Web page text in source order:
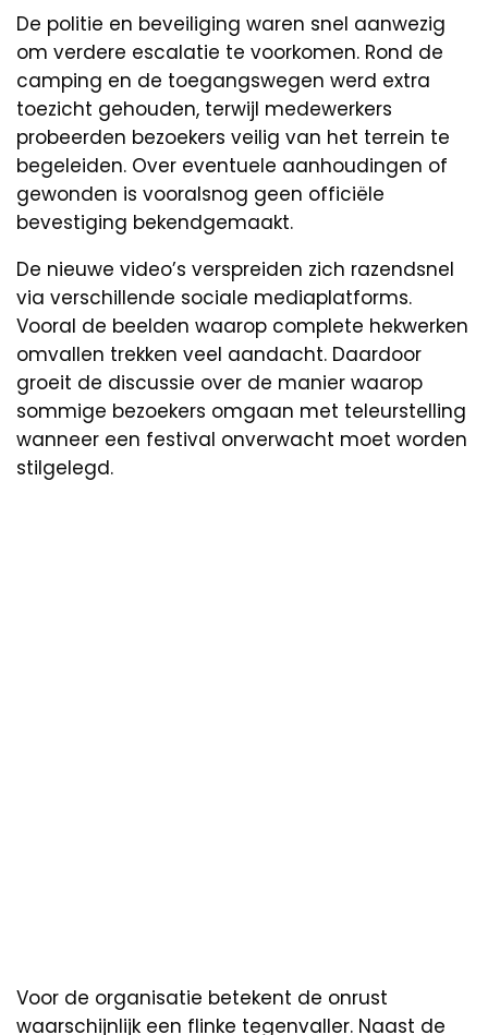
De politie en beveiliging waren snel aanwezig
om verdere escalatie te voorkomen. Rond de
camping en de toegangswegen werd extra
toezicht gehouden, terwijl medewerkers
probeerden bezoekers veilig van het terrein te
begeleiden. Over eventuele aanhoudingen of
gewonden is vooralsnog geen officiële
bevestiging bekendgemaakt.
De nieuwe video’s verspreiden zich razendsnel
via verschillende sociale mediaplatforms.
Vooral de beelden waarop complete hekwerken
omvallen trekken veel aandacht. Daardoor
groeit de discussie over de manier waarop
sommige bezoekers omgaan met teleurstelling
wanneer een festival onverwacht moet worden
stilgelegd.
Voor de organisatie betekent de onrust
waarschijnlijk een flinke tegenvaller. Naast de